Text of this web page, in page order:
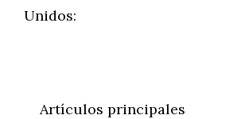
Unidos:
Artículos principales